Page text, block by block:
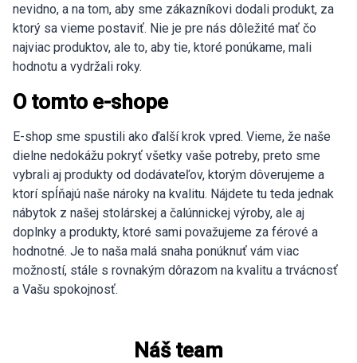
nevidno, a na tom, aby sme zákazníkovi dodali produkt, za
ktorý sa vieme postaviť. Nie je pre nás dôležité mať čo
najviac produktov, ale to, aby tie, ktoré ponúkame, mali
hodnotu a vydržali roky.
O tomto e-shope
E-shop sme spustili ako ďalší krok vpred. Vieme, že naše
dielne nedokážu pokryť všetky vaše potreby, preto sme
vybrali aj produkty od dodávateľov, ktorým dôverujeme a
ktorí spĺňajú naše nároky na kvalitu. Nájdete tu teda jednak
nábytok z našej stolárskej a čalúnnickej výroby, ale aj
doplnky a produkty, ktoré sami považujeme za férové a
hodnotné. Je to naša malá snaha ponúknuť vám viac
možností, stále s rovnakým dôrazom na kvalitu a trvácnosť
a Vašu spokojnosť.
Náš team